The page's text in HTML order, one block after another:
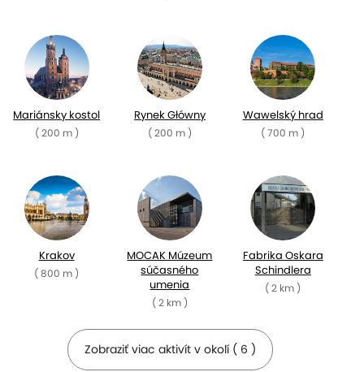
Mariánsky kostol
( 200 m )
Rynek Główny
( 200 m )
Wawelský hrad
( 700 m )
Krakov
( 800 m )
MOCAK Múzeum
súčasného
umenia
( 2 km )
Fabrika Oskara
Schindlera
( 2 km )
Zobraziť viac aktivít v okolí ( 6 )